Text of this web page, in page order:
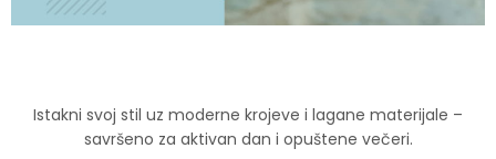
Istakni svoj stil uz moderne krojeve i lagane materijale –
savršeno za aktivan dan i opuštene večeri.